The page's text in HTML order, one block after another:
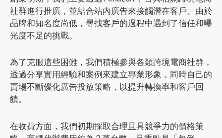
社群進行推廣，並結合站內廣告來接觸潛在客戶。由於
品牌和知名度尚低，尋找客戶的過程中遇到了信任和曝
光度不足的挑戰。
為了克服這些困難，我們積極參與各類跨境電商社群，
透過分享實用經驗和案例來建立專業形象，同時自己的
賣場不斷優化廣告投放策略，以提升轉換率和客戶回
饋。
在收費方面，我們初期採取合理且具競爭力的價格策